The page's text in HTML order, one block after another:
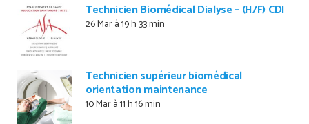
Technicien Biomédical Dialyse – (H/F) CDI
26 Mar à 19 h 33 min
Technicien supérieur biomédical
orientation maintenance
10 Mar à 11 h 16 min